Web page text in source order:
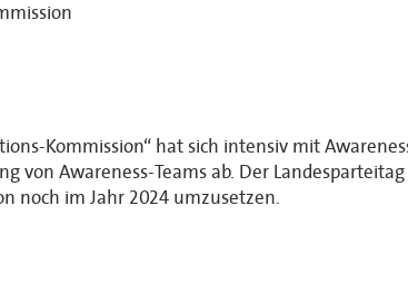
Kommission“ hat sich intensiv mit
von Awareness-Teams ab. Der
noch im Jahr 2024 umzusetzen.